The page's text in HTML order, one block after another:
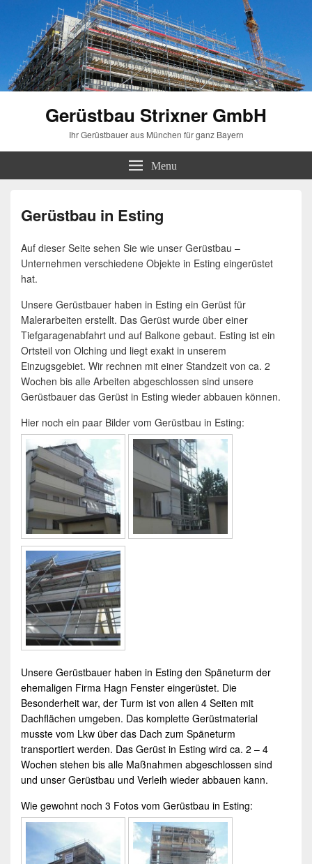
Gerüstbau Strixner GmbH
Ihr Gerüstbauer aus München für ganz Bayern
Menu
Gerüstbau in Esting
Auf dieser Seite sehen Sie wie unser Gerüstbau –
Unternehmen verschiedene Objekte in Esting eingerüstet
hat.
Unsere Gerüstbauer haben in Esting ein Gerüst für
Malerarbeiten erstellt. Das Gerüst wurde über einer
Tiefgaragenabfahrt und auf Balkone gebaut. Esting ist ein
Ortsteil von Olching und liegt exakt in unserem
Einzugsgebiet. Wir rechnen mit einer Standzeit von ca. 2
Wochen bis alle Arbeiten abgeschlossen sind unsere
Gerüstbauer das Gerüst in Esting wieder abbauen können.
Hier noch ein paar Bilder vom Gerüstbau in Esting:
Unsere Gerüstbauer haben in Esting den Späneturm der
ehemaligen Firma Hagn Fenster eingerüstet. Die
Besonderheit war, der Turm ist von allen 4 Seiten mit
Dachflächen umgeben. Das komplette Gerüstmaterial
musste vom Lkw über das Dach zum Späneturm
transportiert werden. Das Gerüst in Esting wird ca. 2 – 4
Wochen stehen bis alle Maßnahmen abgeschlossen sind
und unser Gerüstbau und Verleih wieder abbauen kann.
Wie gewohnt noch 3 Fotos vom Gerüstbau in Esting: